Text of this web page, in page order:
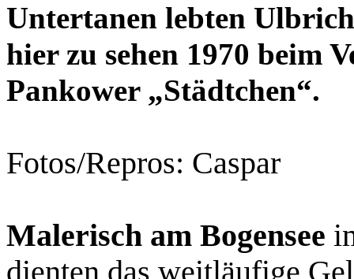
Untertanen lebten
hier zu sehen 1970 beim
Pankower „Städtchen“.
Fotos/Repros: Caspar
Malerisch am Bogensee